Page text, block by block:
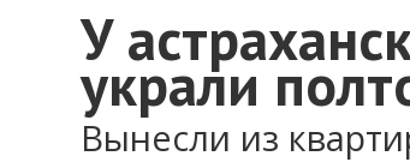
У
украли
Вынесли из